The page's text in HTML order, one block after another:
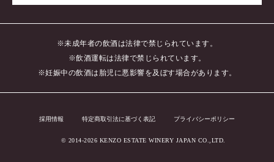
※未成年者の飲酒は法律で禁じられています。
※飲酒運転は法律で禁じられています。
※妊娠中の飲酒は胎児に悪影響を及ぼす場合があります。
採用情報 特定商取引法に基づく表記 プライバシーポリシー
© 2014-2026 KENZO ESTATE WINERY JAPAN CO.,LTD.